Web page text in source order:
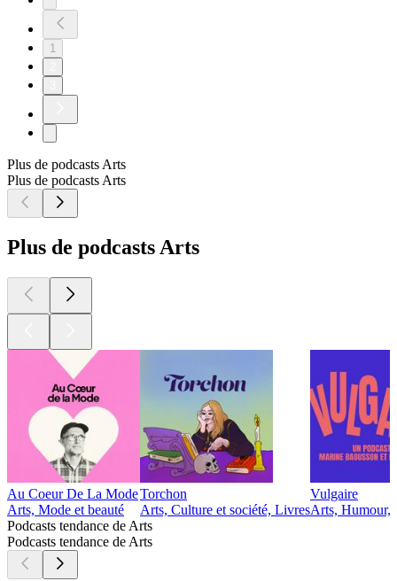
1
Plus de podcasts Arts
Plus de podcasts Arts
Plus de podcasts Arts
Au Coeur De La Mode
Arts, Mode et beauté
Torchon
Arts, Culture et société, Livres
Vulgaire
Arts, Humour,
Podcasts tendance de Arts
Podcasts tendance de Arts